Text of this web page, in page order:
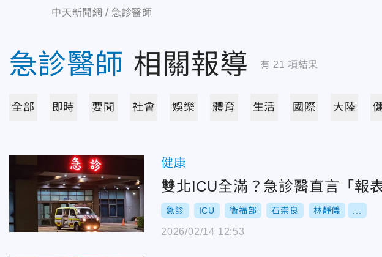
中天新聞網 急診醫師
急診醫師 相關報導 有 21 項結果
全部 即時 要聞 社會 娛樂 體育 生活 國際 大陸
健康
雙北ICU全滿？急診醫直言「
急診 ICU 衛福部 石崇良 林靜儀
2026/02/14 12:53